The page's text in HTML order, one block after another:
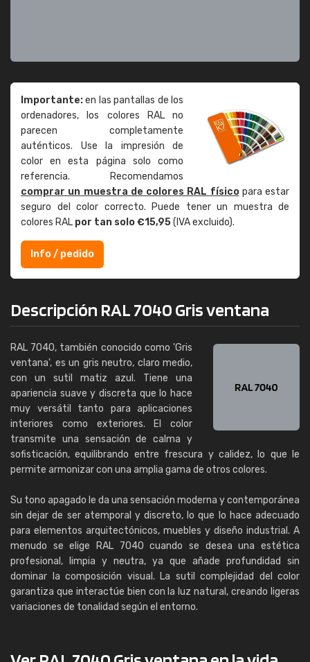
Importante:en las pantallas de los
ordenadores, los colores RAL no
parecen completamente
auténticos. Use la impresión de
color en esta página solo como
referencia. Recomendamos
comprar un muestra de colores RAL físicopara estar
seguro del color correcto. Puede tener un muestra de
colores RAL por tan solo €15,95(IVA excluido).
Info / pedido
Descripción RAL 7040 Gris ventana
RAL 7040, también conocido como 'Gris
ventana', es un gris neutro, claro medio,
con un sutil matiz azul. Tiene una
apariencia suave y discreta que lo hace
muy versátil tanto para aplicaciones
interiores como exteriores. El color
transmite una sensación de calma y
sofisticación, equilibrando entre frescura y calidez, lo que le
permite armonizar con una amplia gama de otros colores.
Su tono apagado le da una sensación moderna y contemporánea
sin dejar de ser atemporal y discreto, lo que lo hace adecuado
para elementos arquitectónicos, muebles y diseño industrial. A
menudo se elige RAL 7040 cuando se desea una estética
profesional, limpia y neutra, ya que añade profundidad sin
dominar la composición visual. La sutil complejidad del color
garantiza que interactúe bien con la luz natural, creando ligeras
variaciones de tonalidad según el entorno.